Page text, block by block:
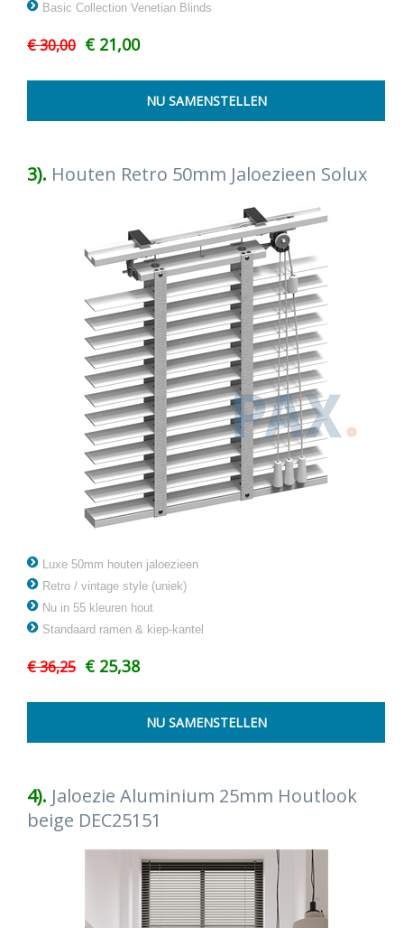
Basic Collection Venetian Blinds
€ 30,00 € 21,00
3). Houten Retro 50mm Jaloezieen Solux
Luxe 50mm houten jaloezieen
Retro / vintage style (uniek)
Nu in 55 kleuren hout
Standaard ramen & kiep-kantel
€ 36,25 € 25,38
4). Jaloezie Aluminium 25mm Houtlook
beige DEC25151